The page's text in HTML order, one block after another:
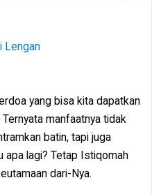
Lengan
yang bisa kita dapatkan
manfaatnya tidak
batin, tapi juga
apa lagi? Tetap Istiqomah
dari-Nya.